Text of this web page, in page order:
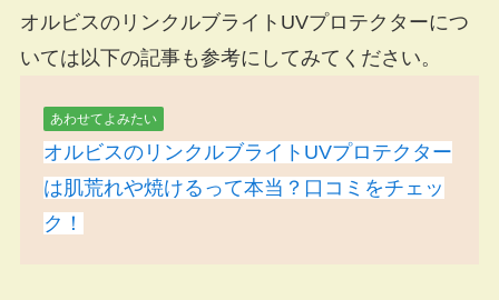
オルビスのリンクルブライトUVプロテクターにつ
いては以下の記事も参考にしてみてください。
あわせてよみたい
オルビスのリンクルブライトUVプロテクター
は肌荒れや焼けるって本当？口コミをチェッ
ク！